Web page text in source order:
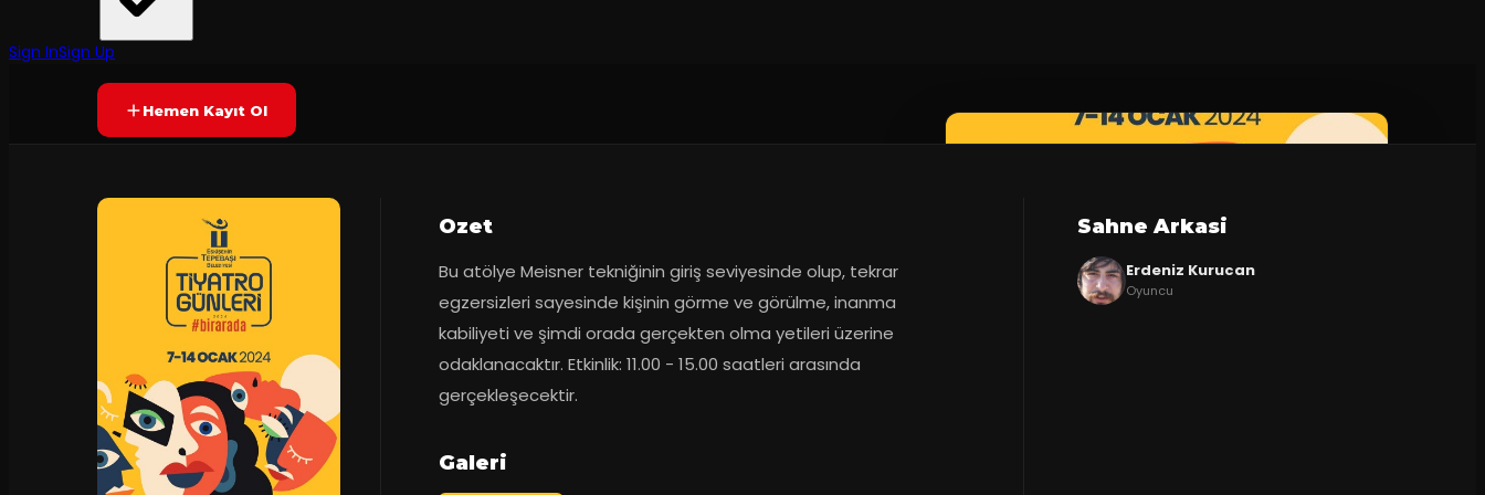
Sign InSign UpYAKINDA Yetersiz oy
Hemen Kayıt Ol
Ozet
Bu atölye Meisner tekniğinin giriş seviyesinde olup, tekrar
egzersizleri sayesinde kişinin görme ve görülme, inanma
kabiliyeti ve şimdi orada gerçekten olma yetileri üzerine
odaklanacaktır. Etkinlik: 11.00 - 15.00 saatleri arasında
gerçekleşecektir.
Galeri
Sahne Arkasi
Erdeniz Kurucan
Oyuncu